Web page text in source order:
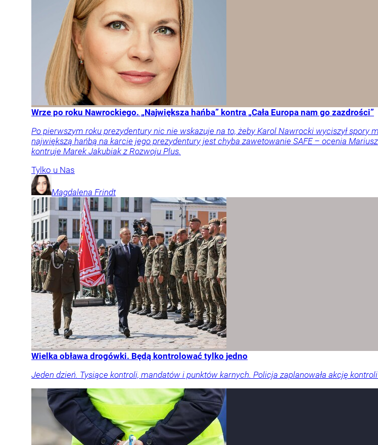
Wrze po roku Nawrockiego. „Największa hańba” kontra „Cała Europa nam go zazdrości”
Po pierwszym roku prezydentury nic nie wskazuje na to, żeby Karol Nawrocki wyciszył
największą hańbą na karcie jego prezydentury jest chyba zawetowanie SAFE – ocenia
kontruje Marek Jakubiak z Rozwoju Plus.
Tylko u Nas
Magdalena Frindt
Wielka obława drogówki. Będą kontrolować tylko jedno
Jeden dzień. Tysiące kontroli, mandatów i punktów karnych. Policja zaplanowała akcję